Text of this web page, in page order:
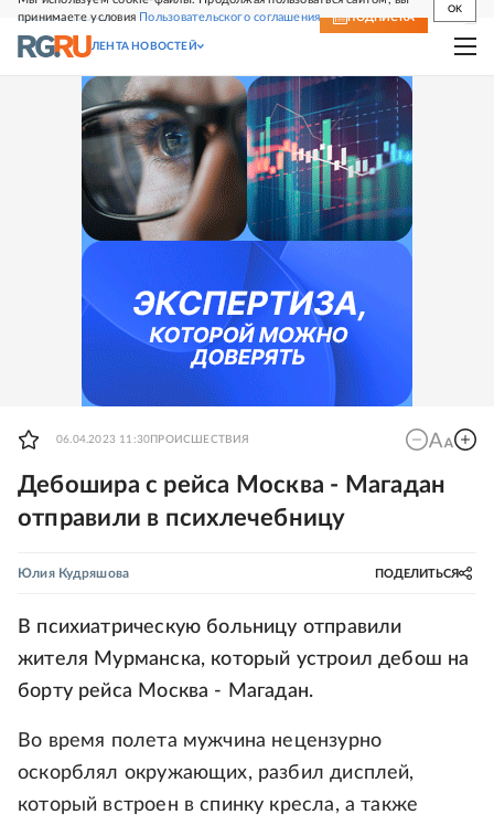
принимаете условия Пользовательского соглашения
OK
СВЕЖИЙ НОМЕР ПОДПИСКА
ЛЕНТА НОВОСТЕЙ
06.04.2023 11:30 ПРОИСШЕСТВИЯ
Дебошира с рейса Москва - Магадан
отправили в психлечебницу
Юлия Кудряшова ПОДЕЛИТЬСЯ
В психиатрическую больницу отправили
жителя Мурманска, который устроил дебош на
борту рейса Москва - Магадан.
Во время полета мужчина нецензурно
оскорблял окружающих, разбил дисплей,
который встроен в спинку кресла, а также